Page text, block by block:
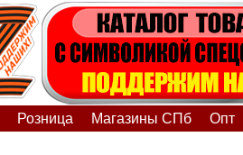
Розница Магазины СПб Опт